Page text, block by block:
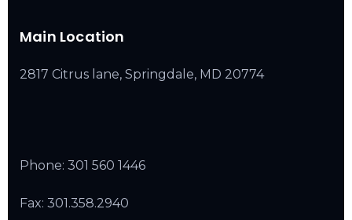
Main Location
2817 Citrus lane, Springdale, MD 20774
Phone: 301 560 1446
Fax: 301.358.2940